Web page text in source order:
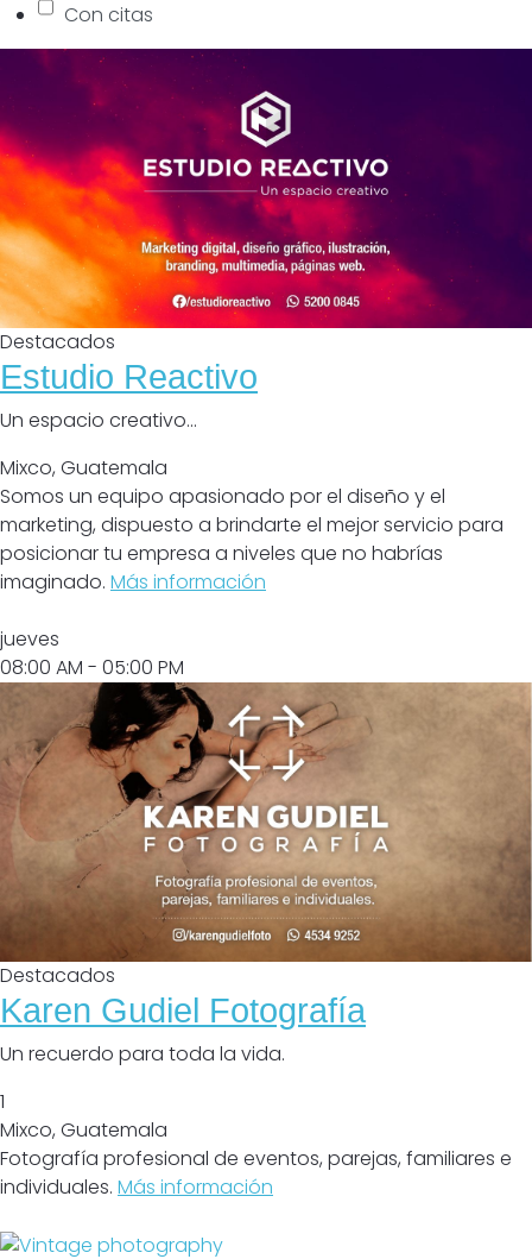
Con citas
Destacados
Estudio Reactivo
Un espacio creativo...
Mixco, Guatemala
Somos un equipo apasionado por el diseño y el
marketing, dispuesto a brindarte el mejor servicio para
posicionar tu empresa a niveles que no habrías
imaginado. Más información
jueves
08:00 AM - 05:00 PM
Destacados
Karen Gudiel Fotografía
Un recuerdo para toda la vida.
1
Mixco, Guatemala
Fotografía profesional de eventos, parejas, familiares e
individuales. Más información